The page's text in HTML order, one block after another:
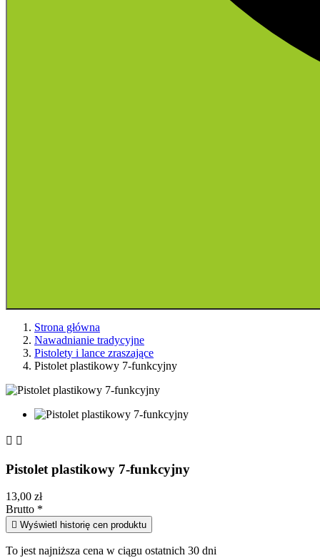
Strona główna
Nawadnianie tradycyjne
Pistolety i lance zraszające
Pistolet plastikowy 7-funkcyjny
 
Pistolet plastikowy 7-funkcyjny
13,00 zł
Brutto *
 Wyświetl historię cen produktu
To jest najniższa cena w ciągu ostatnich 30 dni